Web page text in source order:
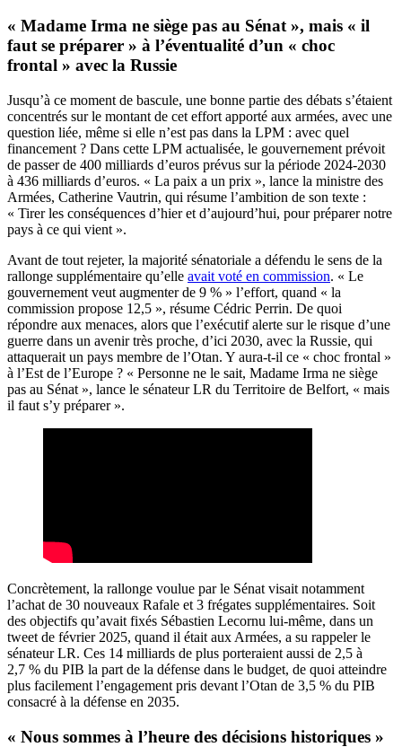
« Madame Irma ne siège pas au Sénat », mais « il
faut se préparer » à l’éventualité d’un « choc
frontal » avec la Russie
Jusqu’à ce moment de bascule, une bonne partie des débats s’étaient
concentrés sur le montant de cet effort apporté aux armées, avec une
question liée, même si elle n’est pas dans la LPM : avec quel
financement ? Dans cette LPM actualisée, le gouvernement prévoit
de passer de 400 milliards d’euros prévus sur la période 2024-2030
à 436 milliards d’euros. « La paix a un prix », lance la ministre des
Armées, Catherine Vautrin, qui résume l’ambition de son texte :
« Tirer les conséquences d’hier et d’aujourd’hui, pour préparer notre
pays à ce qui vient ».
Avant de tout rejeter, la majorité sénatoriale a défendu le sens de la
rallonge supplémentaire qu’elle avait voté en commission. « Le
gouvernement veut augmenter de 9 % » l’effort, quand « la
commission propose 12,5 », résume Cédric Perrin. De quoi
répondre aux menaces, alors que l’exécutif alerte sur le risque d’une
guerre dans un avenir très proche, d’ici 2030, avec la Russie, qui
attaquerait un pays membre de l’Otan. Y aura-t-il ce « choc frontal »
à l’Est de l’Europe ? « Personne ne le sait, Madame Irma ne siège
pas au Sénat », lance le sénateur LR du Territoire de Belfort, « mais
il faut s’y préparer ».
Concrètement, la rallonge voulue par le Sénat visait notamment
l’achat de 30 nouveaux Rafale et 3 frégates supplémentaires. Soit
des objectifs qu’avait fixés Sébastien Lecornu lui-même, dans un
tweet de février 2025, quand il était aux Armées, a su rappeler le
sénateur LR. Ces 14 milliards de plus porteraient aussi de 2,5 à
2,7 % du PIB la part de la défense dans le budget, de quoi atteindre
plus facilement l’engagement pris devant l’Otan de 3,5 % du PIB
consacré à la défense en 2035.
« Nous sommes à l’heure des décisions historiques »